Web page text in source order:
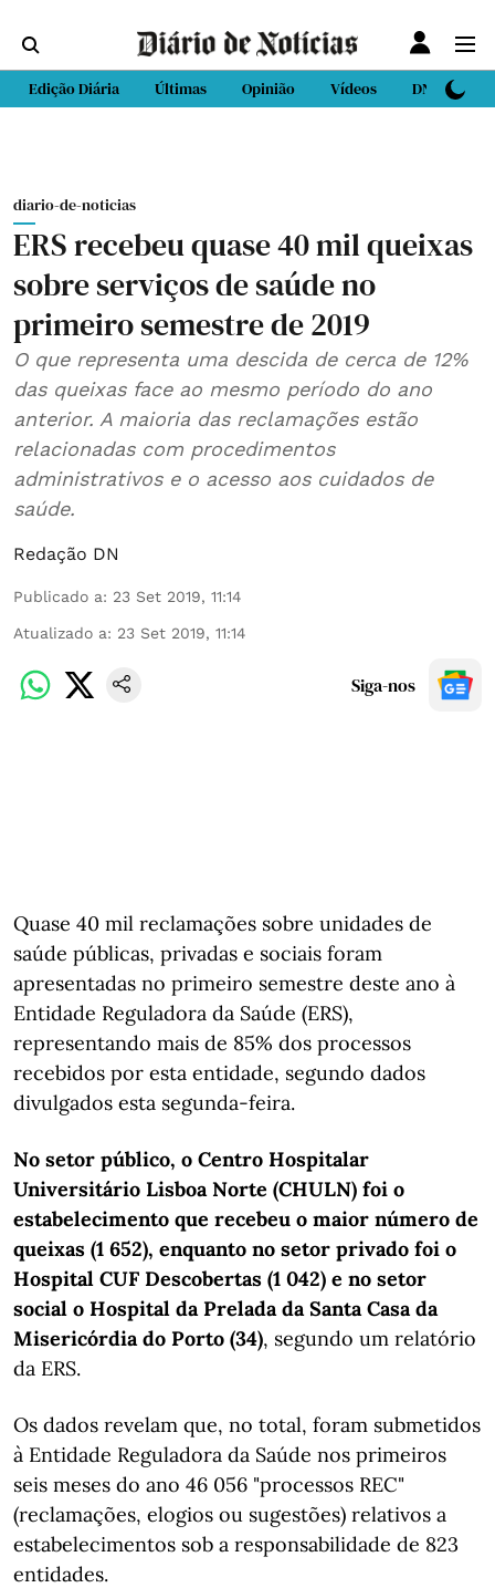
Edição Diária Últimas Opinião Vídeos DN Sport
diario-de-noticias
ERS recebeu quase 40 mil queixas
sobre serviços de saúde no
primeiro semestre de 2019
O que representa uma descida de cerca de 12%
das queixas face ao mesmo período do ano
anterior. A maioria das reclamações estão
relacionadas com procedimentos
administrativos e o acesso aos cuidados de
saúde.
Redação DN
Publicado a: 23 Set 2019, 11:14
Atualizado a: 23 Set 2019, 11:14
Siga-nos
Quase 40 mil reclamações sobre unidades de
saúde públicas, privadas e sociais foram
apresentadas no primeiro semestre deste ano à
Entidade Reguladora da Saúde (ERS),
representando mais de 85% dos processos
recebidos por esta entidade, segundo dados
divulgados esta segunda-feira.
No setor público, o Centro Hospitalar
Universitário Lisboa Norte (CHULN) foi o
estabelecimento que recebeu o maior número de
queixas (1 652), enquanto no setor privado foi o
Hospital CUF Descobertas (1 042) e no setor
social o Hospital da Prelada da Santa Casa da
Misericórdia do Porto (34), segundo um relatório
da ERS.
Os dados revelam que, no total, foram submetidos
à Entidade Reguladora da Saúde nos primeiros
seis meses do ano 46 056 "processos REC"
(reclamações, elogios ou sugestões) relativos a
estabelecimentos sob a responsabilidade de 823
entidades.